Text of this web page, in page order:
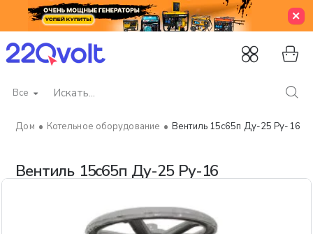
Все
Искать...
Вентиль 15с65п Ду-25 Ру-16
Котельное оборудование Вентиль 15с65п Ду-25 Ру-16